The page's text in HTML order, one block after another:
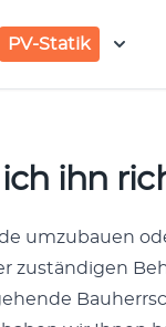
PV-Statik
ich ihn
umzubauen
zuständi­gen